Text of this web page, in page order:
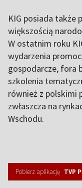
KIG posiada także
większością
W ostatnim roku
wydarzenia
gospodarcze, fora
szkolenia
również z polskimi
zwłaszcza na
Wschodu.
Pobierz aplikację TVP